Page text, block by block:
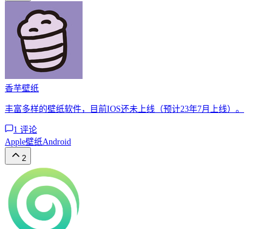
香芋壁纸
丰富多样的壁纸软件，目前IOS还未上线（预计23年7月上线）。
1 评论
Apple壁纸Android
2